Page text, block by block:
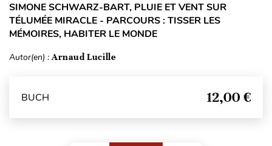
SIMONE SCHWARZ-BART, PLUIE ET VENT SUR
TÉLUMÉE MIRACLE - PARCOURS : TISSER LES
MÉMOIRES, HABITER LE MONDE
Autor(en) :Arnaud Lucille
BUCH 12,00 €